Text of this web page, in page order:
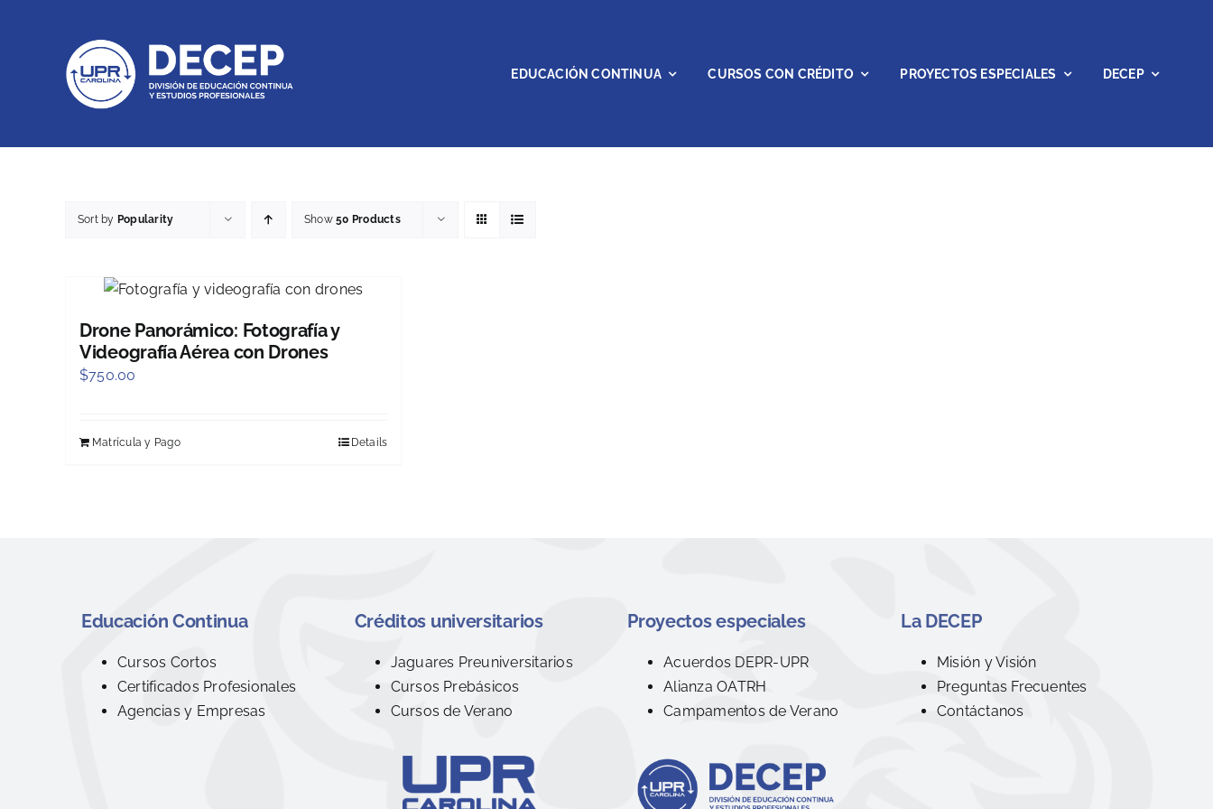
EDUCACIÓN CONTINUA CURSOS CON CRÉDITO PROYECTOS ESPECIALES DECEP
Sort by Popularity Show50 Products
Drone Panorámico: Fotografía y
Videografía Aérea con Drones
$750.00
Matrícula y Pago Details
Educación Continua
Cursos Cortos
Certificados Profesionales
Agencias y Empresas
Créditos universitarios
Jaguares Preuniversitarios
Cursos Prebásicos
Cursos de Verano
Proyectos especiales
Acuerdos DEPR-UPR
Alianza OATRH
Campamentos de Verano
La DECEP
Misión y Visión
Preguntas Frecuentes
Contáctanos